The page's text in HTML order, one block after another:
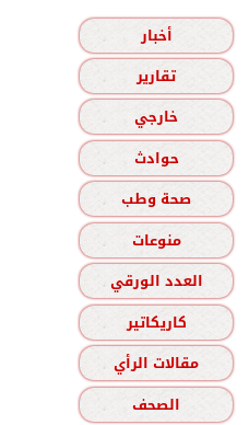
أخبار
تقارير
خارجي
حوادث
صحة وطب
منوعات
العدد الورقي
كاريكاتير
مقالات الرأي
الصحف